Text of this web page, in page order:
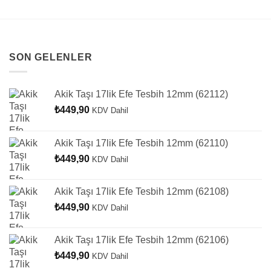
SON GELENLER
Akik Taşı 17lik Efe Tesbih 12mm (62112)
₺449,90 KDV Dahil
Akik Taşı 17lik Efe Tesbih 12mm (62110)
₺449,90 KDV Dahil
Akik Taşı 17lik Efe Tesbih 12mm (62108)
₺449,90 KDV Dahil
Akik Taşı 17lik Efe Tesbih 12mm (62106)
₺449,90 KDV Dahil